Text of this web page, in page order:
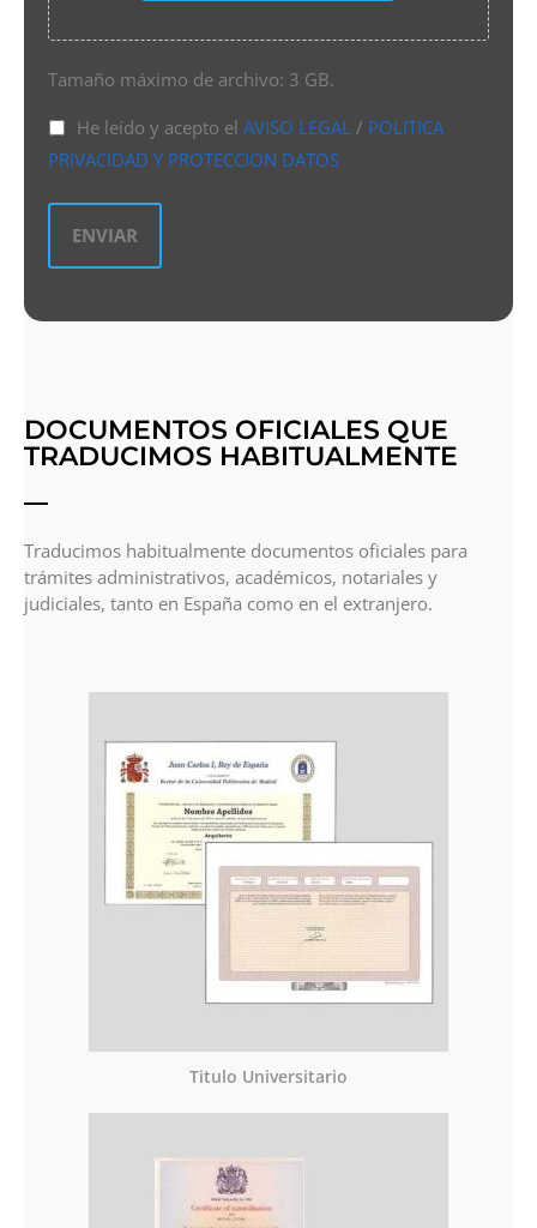
Tamaño máximo de archivo: 3 GB.
He leído y acepto el AVISO LEGAL / POLITICA
PRIVACIDAD Y PROTECCION DATOS
DOCUMENTOS OFICIALES QUE
TRADUCIMOS HABITUALMENTE
Traducimos habitualmente documentos oficiales para
trámites administrativos, académicos, notariales y
judiciales, tanto en España como en el extranjero.
Titulo Universitario